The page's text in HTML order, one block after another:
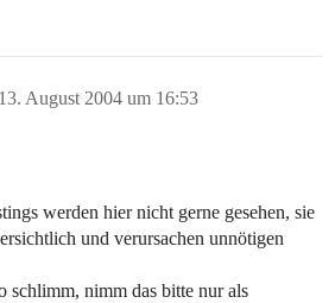
13. August 2004 um 16:53
werden hier nicht gerne gesehen, sie
und verursachen unnötigen
schlimm, nimm das bitte nur als